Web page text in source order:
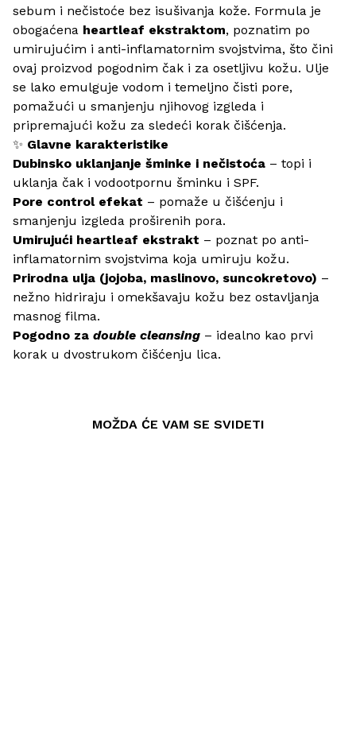
sebum i nečistoće bez isušivanja kože. Formula je
obogaćena heartleaf ekstraktom, poznatim po
umirujućim i anti-inflamatornim svojstvima, što čini
ovaj proizvod pogodnim čak i za osetljivu kožu. Ulje
se lako emulguje vodom i temeljno čisti pore,
pomažući u smanjenju njihovog izgleda i
pripremajući kožu za sledeći korak čišćenja.
✨ Glavne karakteristike
Dubinsko uklanjanje šminke i nečistoća – topi i
uklanja čak i vodootpornu šminku i SPF.
Pore control efekat – pomaže u čišćenju i
smanjenju izgleda proširenih pora.
Umirujući heartleaf ekstrakt – poznat po anti-
inflamatornim svojstvima koja umiruju kožu.
Prirodna ulja (jojoba, maslinovo, suncokretovo) –
nežno hidriraju i omekšavaju kožu bez ostavljanja
masnog filma.
Pogodno za double cleansing – idealno kao prvi
korak u dvostrukom čišćenju lica.
MOŽDA ĆE VAM SE SVIDETI